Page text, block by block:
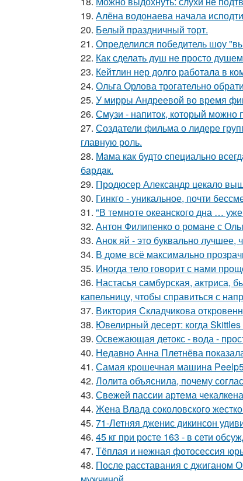
19. Алёна водонаева начала
20. Белый праздничный торт.
21. Определился победитель шоу
22. Как сделать душ не просто
23. Кейтлин нер долго работала в
24. Ольга Орлова трогательно
25. У мирры Андреевой во время
26. Смузи - напиток, который можно
27. Создатели фильма о лидере
главную роль.
28. Мaма как будто cпециально
бaрдaк.
29. Продюсер Александр цекало
30. Гинкго - уникальное, почти
31. "В темноте океанского дна …
32. Антон Филипенко о романе с
33. Анок яй - это буквально лучшее,
34. В доме всё максимально
35. Иногда тело говорит с нами
36. Настасья самбурская, актриса,
капельницу, чтобы справиться с
37. Виктория Складчикова
38. Ювелирный десерт: когда
39. Освежающая детокс - вода -
40. Недавно Анна Плетнёва
41. Самая крошечная машинa
42. Лолита объяснила, почему
43. Свежей пассии артема
44. Жена Влада соколовского
45. 71-Летняя дженис дикинсон
46. 45 кг при росте 163 - в сети
47. Тёплая и нежная фотосессия
48. После расставания с джиганом